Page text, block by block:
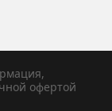
офертой